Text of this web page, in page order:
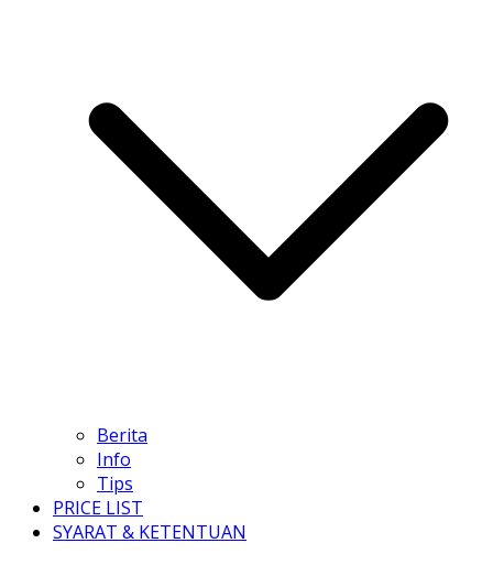
Berita
Info
Tips
PRICE LIST
SYARAT & KETENTUAN